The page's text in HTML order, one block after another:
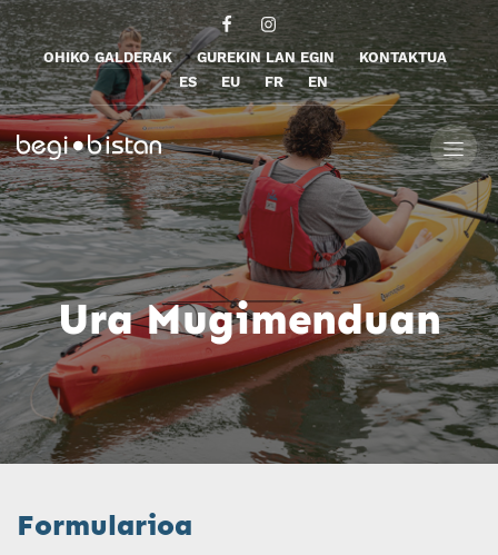
OHIKO GALDERAK GUREKIN LAN EGIN
KONTAKTUA
ES
EU FR EN
Ura Mugimenduan
Formularioa